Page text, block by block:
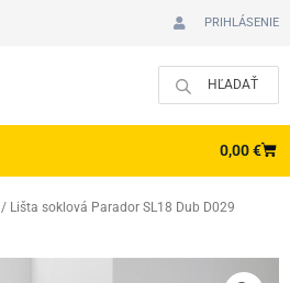
PRIHLÁSENIE
0,00€
/ Lišta soklová Parador SL18 Dub D029